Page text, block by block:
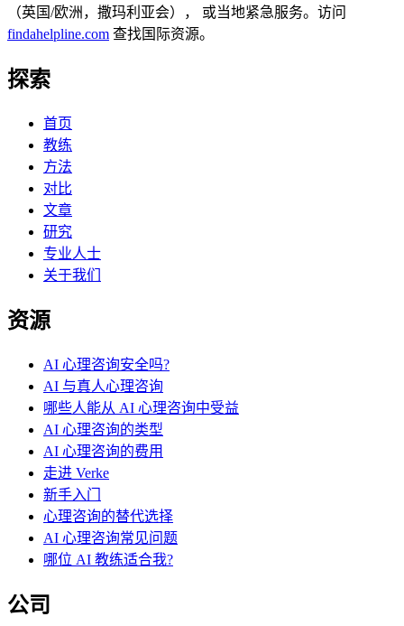
（英国/欧洲，撒玛利亚会），
或当地紧急服务。访问
findahelpline.com 查找国际资源。
探索
首页
教练
方法
对比
文章
研究
专业人士
关于我们
资源
AI 心理咨询安全吗?
AI 与真人心理咨询
哪些人能从 AI 心理咨询中受益
AI 心理咨询的类型
AI 心理咨询的费用
走进 Verke
新手入门
心理咨询的替代选择
AI 心理咨询常见问题
哪位 AI 教练适合我?
公司